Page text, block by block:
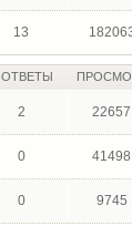
13
ОТВЕТЫ
2 22657
0 41498
0 9745